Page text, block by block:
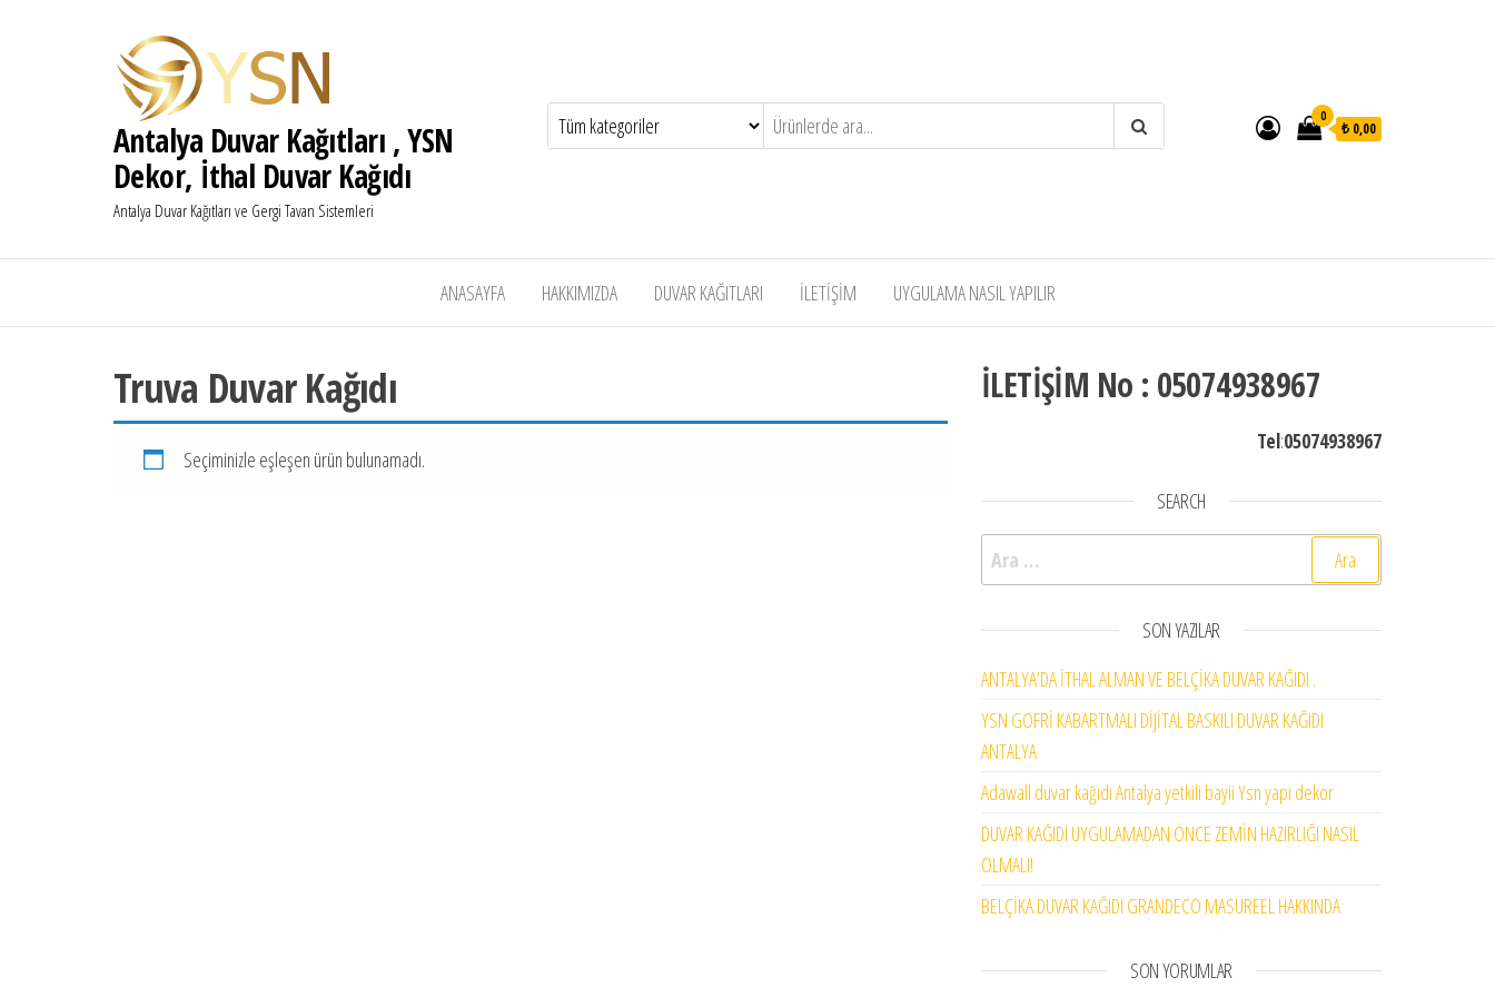
Antalya Duvar Kağıtları , YSN
Dekor, İthal Duvar Kağıdı
Antalya Duvar Kağıtları ve Gergi Tavan Sistemleri
0
₺ 0,00
ANASAYFA HAKKIMIZDA DUVAR KAĞITLARI İLETİŞİM UYGULAMA NASIL YAPILIR
Truva Duvar Kağıdı
Seçiminizle eşleşen ürün bulunamadı.
İLETİŞİM No : 05074938967
Tel:05074938967
SEARCH
Arama:
SON YAZILAR
ANTALYA’DA İTHAL ALMAN VE BELÇİKA DUVAR KAĞIDI .
YSN GOFRİ KABARTMALI DİJİTAL BASKILI DUVAR KAĞIDI
ANTALYA
Adawall duvar kağıdı Antalya yetkili bayii Ysn yapı dekor
DUVAR KAĞIDI UYGULAMADAN ÖNCE ZEMİN HAZIRLIĞI NASIL
OLMALI!
BELÇİKA DUVAR KAĞIDI GRANDECO MASUREEL HAKKINDA
SON YORUMLAR